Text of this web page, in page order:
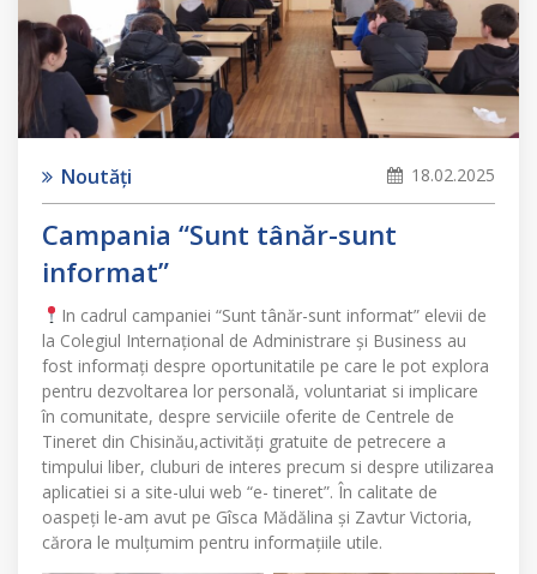
Noutăți 18.02.2025
Campania “Sunt tânăr-sunt
informat”
In cadrul campaniei “Sunt tânăr-sunt informat” elevii de
la Colegiul Internațional de Administrare și Business au
fost informați despre oportunitatile pe care le pot explora
pentru dezvoltarea lor personală, voluntariat si implicare
în comunitate, despre serviciile oferite de Centrele de
Tineret din Chisinău,activități gratuite de petrecere a
timpului liber, cluburi de interes precum si despre utilizarea
aplicatiei si a site-ului web “e- tineret”. În calitate de
oaspeți le-am avut pe Gîsca Mădălina și Zavtur Victoria,
cărora le mulțumim pentru informațiile utile.